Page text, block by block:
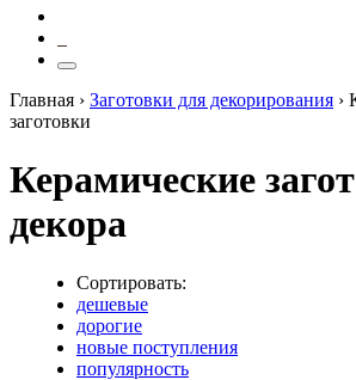
Главная › Заготовки для декорирования ›
заготовки
Керамические
декора
Сортировать:
дешевые
дорогие
новые поступления
популярность